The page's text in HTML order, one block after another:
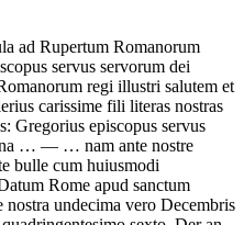
ad Rupertum Romanorum
servus servorum dei
regi illustri salutem et
carissime fili literas nostras
Gregorius episcopus servus
… — … nam ante nostre
bulle cum huiusmodi
Rome apud sanctum
nostra undecima vero Decembris